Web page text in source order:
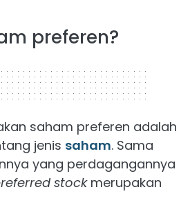
preferen?
saham preferen adalah
jenis saham. Sama
yang perdagangannya
stockmerupakan